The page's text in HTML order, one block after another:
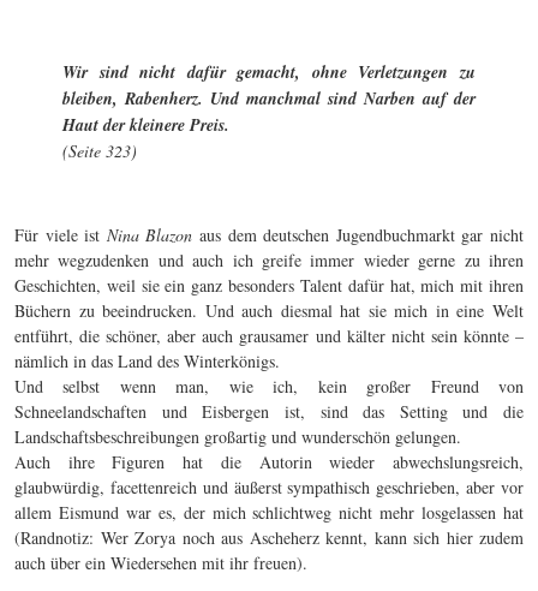
Wir sind nicht dafür gemacht, ohne Verletzungen zu
bleiben, Rabenherz. Und manchmal sind Narben auf der
Haut der kleinere Preis.
(Seite 323)
Für viele ist Nina Blazon aus dem deutschen Jugendbuchmarkt gar nicht
mehr wegzudenken und auch ich greife immer wieder gerne zu ihren
Geschichten, weil sie ein ganz besonders Talent dafür hat, mich mit ihren
Büchern zu beeindrucken. Und auch diesmal hat sie mich in eine Welt
entführt, die schöner, aber auch grausamer und kälter nicht sein könnte –
nämlich in das Land des Winterkönigs.
Und selbst wenn man, wie ich, kein großer Freund von
Schneelandschaften und Eisbergen ist, sind das Setting und die
Landschaftsbeschreibungen großartig und wunderschön gelungen.
Auch ihre Figuren hat die Autorin wieder abwechslungsreich,
glaubwürdig, facettenreich und äußerst sympathisch geschrieben, aber vor
allem Eismund war es, der mich schlichtweg nicht mehr losgelassen hat
(Randnotiz: Wer Zorya noch aus Ascheherz kennt, kann sich hier zudem
auch über ein Wiedersehen mit ihr freuen).